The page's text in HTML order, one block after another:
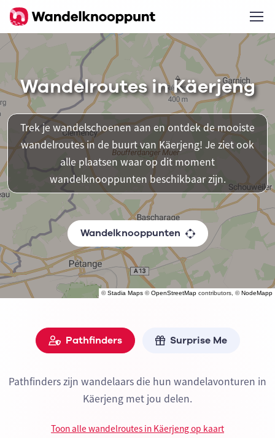
©Stadia Maps ©OpenStreetMap contributors, ©NodeMapp
Wandelroutes in Käerjeng
Trek je wandelschoenen aan en ontdek de mooiste
wandelroutes in de buurt van Käerjeng! Je ziet ook
alle plaatsen waar op dit moment
wandelknooppunten beschikbaar zijn.
Wandelknooppunten
Pathfinders Surprise Me
Pathfinders zijn wandelaars die hun wandelavonturen in
Käerjeng met jou delen.
Toon alle wandelroutes in Käerjeng op kaart